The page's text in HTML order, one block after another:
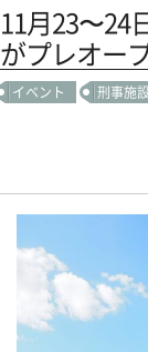
11月23〜24
がプレオー
イベント 刑事施